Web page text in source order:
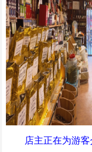
店主正在为游